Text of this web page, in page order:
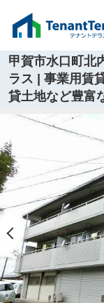
甲賀市水口町北
ラス | 事業用賃
貸土地など豊富